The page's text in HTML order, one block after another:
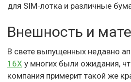
для SIM-лотка и различные
Внешность и
В свете выпущенных недавно
16X у многих были ожидания,
компания примерит такой же